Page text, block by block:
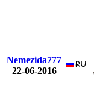
Nemezida777
22-06-2016